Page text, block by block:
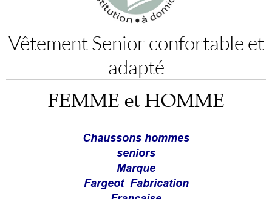
Vêtement Senior confortable et
adapté
FEMME et HOMME
Chaussons hommes
seniors
Marque
Fargeot Fabrication